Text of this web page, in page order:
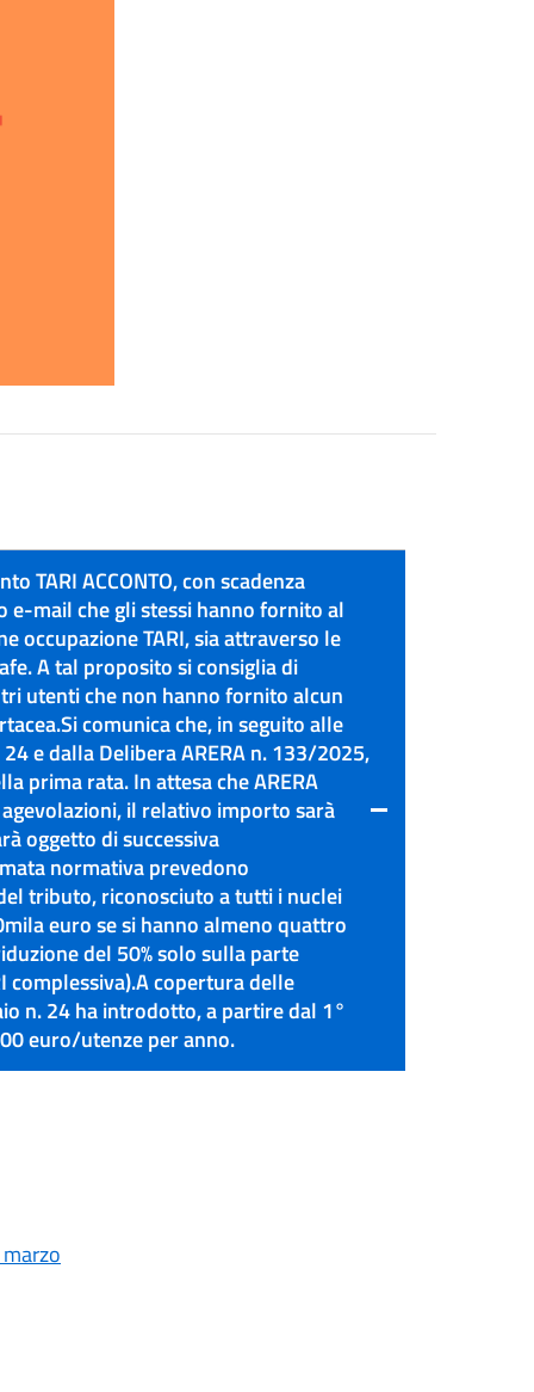
TARI ACCONTO, con scadenza
e-mail che gli stessi hanno fornito al
occupazione TARI, sia attraverso le
A tal proposito si consiglia di
utenti che non hanno fornito alcun
comunica che, in seguito alle
e dalla Delibera ARERA n. 133/2025,
prima rata. In attesa che ARERA
il relativo importo sarà
oggetto di successiva
normativa prevedono
tributo, riconosciuto a tutti i nuclei
euro se si hanno almeno quattro
del 50% solo sulla parte
complessiva).A copertura delle
n. 24 ha introdotto, a partire dal 1°
euro/utenze per anno.